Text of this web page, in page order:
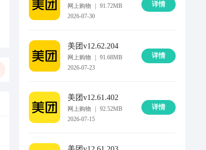
网上购物
91.72MB
2026-07-30
详情
美团v12.62.204
网上购物
91.68MB
2026-07-23
详情
美团v12.61.402
网上购物
92.52MB
2026-07-15
详情